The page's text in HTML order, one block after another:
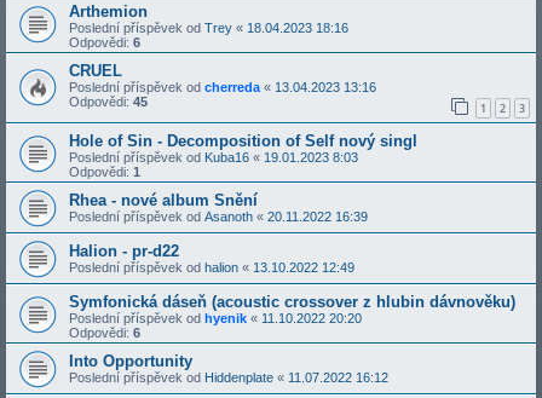
Arthemion
Poslední příspěvek od Trey « 18.04.2023 18:16
Odpovědi: 6
CRUEL
Poslední příspěvek od cherreda « 13.04.2023 13:16
Odpovědi: 45 1 2 3
Hole of Sin - Decomposition of Self nový singl
Poslední příspěvek od Kuba16 « 19.01.2023 8:03
Odpovědi: 1
Rhea - nové album Snění
Poslední příspěvek od Asanoth « 20.11.2022 16:39
Halion - pr-d22
Poslední příspěvek od halion « 13.10.2022 12:49
Symfonická dáseň (acoustic crossover z hlubin dávnověku)
Poslední příspěvek od hyenik « 11.10.2022 20:20
Odpovědi: 6
Into Opportunity
Poslední příspěvek od Hiddenplate « 11.07.2022 16:12